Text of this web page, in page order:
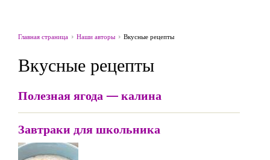
Главная страница Наши авторы Вкусные рецепты
Вкусные рецепты
Полезная ягода — калина
Завтраки для школьника